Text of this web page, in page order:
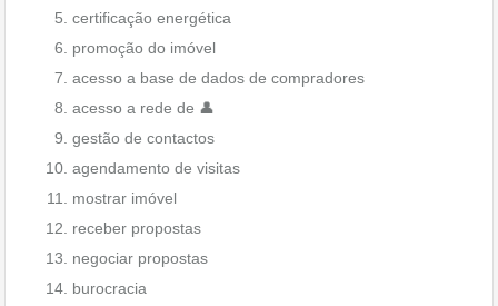
certificação energética
promoção do imóvel
acesso a base de dados de compradores
acesso a rede de 👤
gestão de contactos
agendamento de visitas
mostrar imóvel
receber propostas
negociar propostas
burocracia